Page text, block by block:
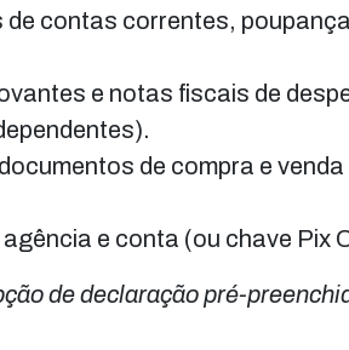
de contas correntes,
e notas fiscais de
de compra e
agência e conta (ou chave Pix
de declaração pré-